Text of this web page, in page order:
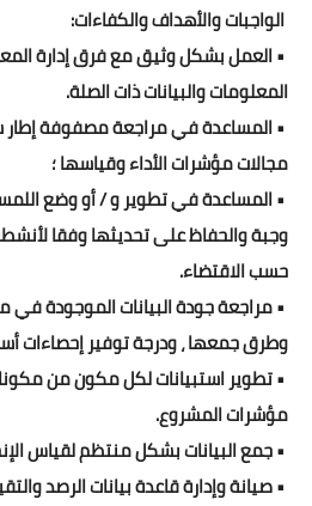
الواجبات والأهداف والكفاءات:
• العمل بشكل وثيق مع فرق إدارة
المعلومات والبيانات ذات الصلة.
• المساعدة في مراجعة مصفوفة
مجالات مؤشرات الأداء وقياسها ؛
• المساعدة في تطوير و / أو وضع
وجبة والحفاظ على تحديثها وفقا
حسب الاقتضاء.
• مراجعة جودة البيانات الموجودة
وطرق جمعها ، ودرجة توفير إحصاءات
• تطوير استبيانات لكل مكون من
مؤشرات المشروع.
• جمع البيانات بشكل منتظم لقياس
• صيانة وإدارة قاعدة بيانات الرصد